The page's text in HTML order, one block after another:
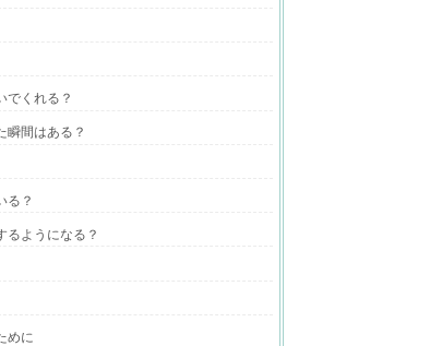
でくれる？
瞬間はある？
る？
るようになる？
めに